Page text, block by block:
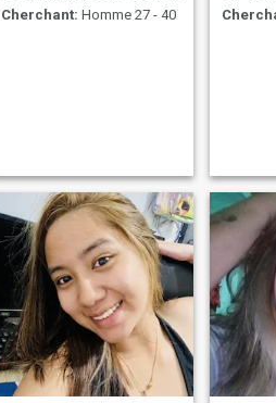
Cherchant: Homme 27 - 40